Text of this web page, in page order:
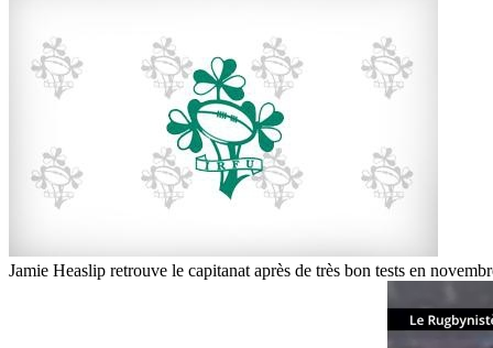
Jamie Heaslip retrouve le capitanat après de très bon tests en